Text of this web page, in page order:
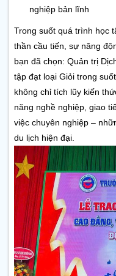
nghiệp bản lĩnh
Trong suốt quá trình học
thần cầu tiến, sự năng
bạn đã chọn: Quản trị
tập đạt loại Giỏi trong
không chỉ tích lũy kiến
năng nghề nghiệp, giao
việc chuyên nghiệp –
du lịch hiện đại.